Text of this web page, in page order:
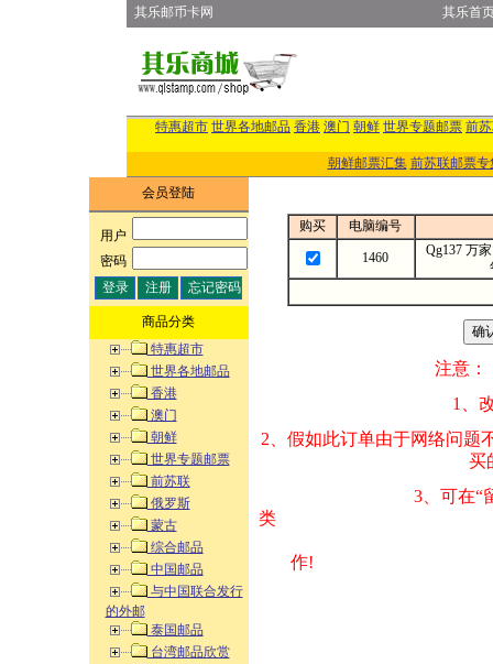
其乐邮币卡网 其乐首
特惠超市 世界各地邮品 香港 澳门 朝鲜 世界专题邮票 前
朝鲜邮票汇集 前苏联邮票专
会员登陆
用户:
密码:
商品分类
特惠超市
世界各地邮品
香港
澳门
朝鲜
世界专题邮票
前苏联
俄罗斯
蒙古
综合邮品
中国邮品
与中国联合发行
的外邮
泰国邮品
台湾邮品欣赏
购买 电脑编号
1460
Qg137 万
注意：
1、改变商品数量
2、假如此订单由
买的邮品的“
3、可在“
类 方式告之
作!